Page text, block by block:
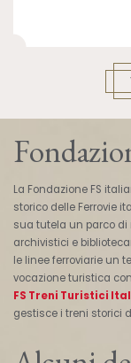
La Fondazione FS
storico delle Ferrovie
sua tutela un parco di
archivistici e
le linee ferroviarie un
vocazione turistica
FS Treni Turistici
gestisce i treni storici